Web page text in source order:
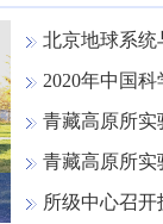
北京地球系统与环境科学
2020年中国科学院地学
青藏高原所实验
青藏高原所实验室
所级中心召